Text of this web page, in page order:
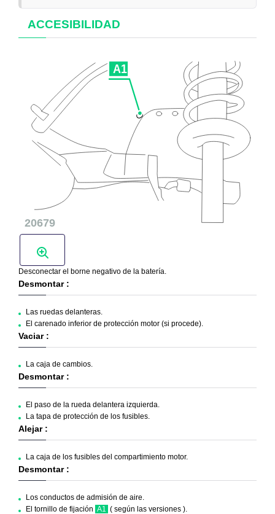
ACCESIBILIDAD
Desconectar el borne negativo de la batería.
Desmontar :
Las ruedas delanteras.
El carenado inferior de protección motor (si procede).
Vaciar :
La caja de cambios.
Desmontar :
El paso de la rueda delantera izquierda.
La tapa de protección de los fusibles.
Alejar :
La caja de los fusibles del compartimiento motor.
Desmontar :
Los conductos de admisión de aire.
El tornillo de fijación A1 ( según las versiones ).